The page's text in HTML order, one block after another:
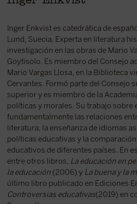
Inger Enkvist es catedrática de
Lund, Suecia. Experta en literatura
investigación en las obras de Mario
Goytisolo. Es miembro del Consejo
Mario Vargas Llosa, en la Biblioteca
Cervantes. Formó parte del Consejo
superior y es miembro de la
políticas y morales. Su trabajo sobre
fundamentalmente las relaciones
literatura, la enseñanza de idiomas
políticas educativas y la
educativos de diferentes países. En
entre otros libros, La educación en
la educación(2006) y La buena y la
último libro publicado en Ediciones
Controversias educativas(2019) en